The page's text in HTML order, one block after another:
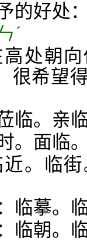
的好处
ˊ
处朝
很希望
临。亲
。面临
。临
临摹。
临朝。